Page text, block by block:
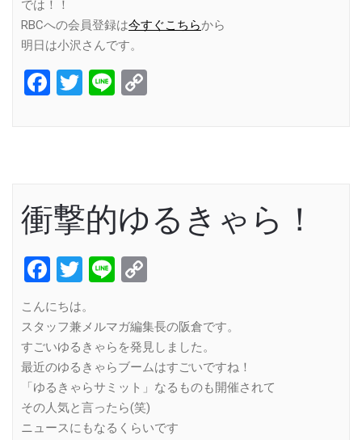
では！！
RBCへの会員登録は今すぐこちらから
明日は小沢さんです。
Facebook
Twitter
Line
衝撃的ゆるきゃら！
Facebook
Twitter
Line
こんにちは。
スタッフ兼メルマガ編集長の阪倉です。
すごいゆるきゃらを発見しました。
最近のゆるきゃらブームはすごいですね！
「ゆるきゃらサミット」なるものも開催されて
その人気と言ったら(笑)
ニュースにもなるくらいです